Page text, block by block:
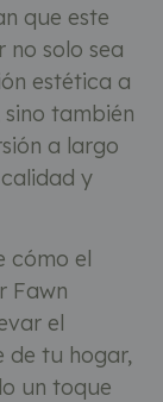
que este
no solo sea
estética a
también
a largo
y
cómo el
Fawn
el
de tu hogar,
un toque